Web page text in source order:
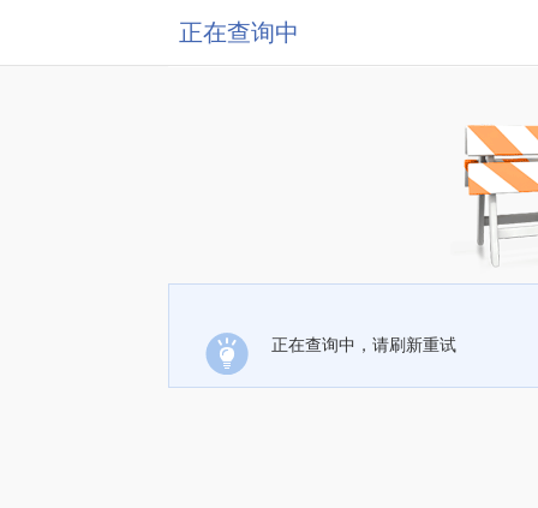
正在查询中
正在查询中，请刷新重试